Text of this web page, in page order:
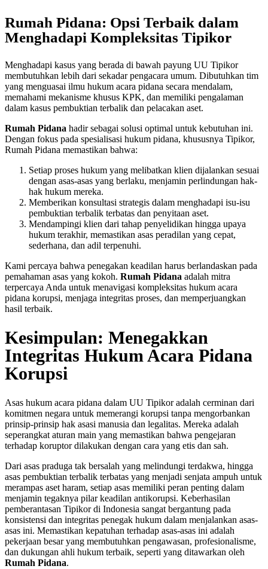
Rumah Pidana: Opsi Terbaik dalam
Menghadapi Kompleksitas Tipikor
Menghadapi kasus yang berada di bawah payung UU Tipikor
membutuhkan lebih dari sekadar pengacara umum. Dibutuhkan tim
yang menguasai ilmu hukum acara pidana secara mendalam,
memahami mekanisme khusus KPK, dan memiliki pengalaman
dalam kasus pembuktian terbalik dan pelacakan aset.
Rumah Pidana hadir sebagai solusi optimal untuk kebutuhan ini.
Dengan fokus pada spesialisasi hukum pidana, khususnya Tipikor,
Rumah Pidana memastikan bahwa:
Setiap proses hukum yang melibatkan klien dijalankan sesuai
dengan asas-asas yang berlaku, menjamin perlindungan hak-
hak hukum mereka.
Memberikan konsultasi strategis dalam menghadapi isu-isu
pembuktian terbalik terbatas dan penyitaan aset.
Mendampingi klien dari tahap penyelidikan hingga upaya
hukum terakhir, memastikan asas peradilan yang cepat,
sederhana, dan adil terpenuhi.
Kami percaya bahwa penegakan keadilan harus berlandaskan pada
pemahaman asas yang kokoh. Rumah Pidana adalah mitra
terpercaya Anda untuk menavigasi kompleksitas hukum acara
pidana korupsi, menjaga integritas proses, dan memperjuangkan
hasil terbaik.
Kesimpulan: Menegakkan
Integritas Hukum Acara Pidana
Korupsi
Asas hukum acara pidana dalam UU Tipikor adalah cerminan dari
komitmen negara untuk memerangi korupsi tanpa mengorbankan
prinsip-prinsip hak asasi manusia dan legalitas. Mereka adalah
seperangkat aturan main yang memastikan bahwa pengejaran
terhadap koruptor dilakukan dengan cara yang etis dan sah.
Dari asas praduga tak bersalah yang melindungi terdakwa, hingga
asas pembuktian terbalik terbatas yang menjadi senjata ampuh untuk
merampas aset haram, setiap asas memiliki peran penting dalam
menjamin tegaknya pilar keadilan antikorupsi. Keberhasilan
pemberantasan Tipikor di Indonesia sangat bergantung pada
konsistensi dan integritas penegak hukum dalam menjalankan asas-
asas ini. Memastikan kepatuhan terhadap asas-asas ini adalah
pekerjaan besar yang membutuhkan pengawasan, profesionalisme,
dan dukungan ahli hukum terbaik, seperti yang ditawarkan oleh
Rumah Pidana.